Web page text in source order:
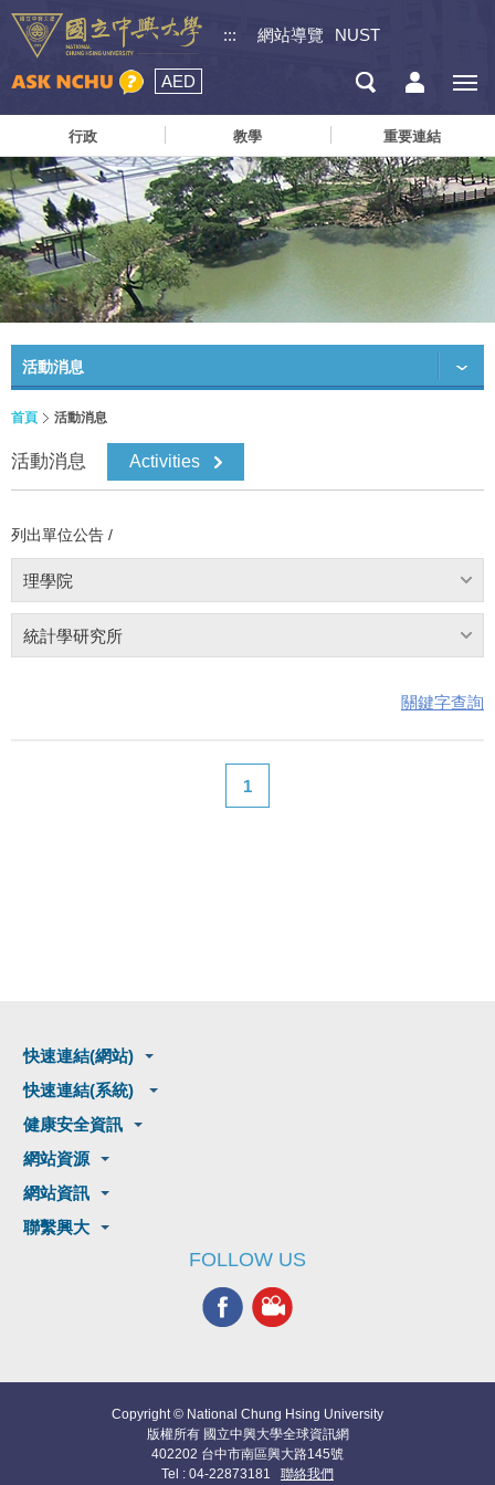
::: 網站導覽 NUST
AED
行政 教學 重要連結
活動消息
首頁 活動消息
活動消息 Activities
列出單位公告 /
理學院
統計學研究所
關鍵字查詢
1
快速連結(網站)
快速連結(系統)
健康安全資訊
網站資源
網站資訊
聯繫興大
FOLLOW US
Copyright © National Chung Hsing University
版權所有 國立中興大學全球資訊網
402202 台中市南區興大路145號
Tel : 04-22873181 聯絡我們